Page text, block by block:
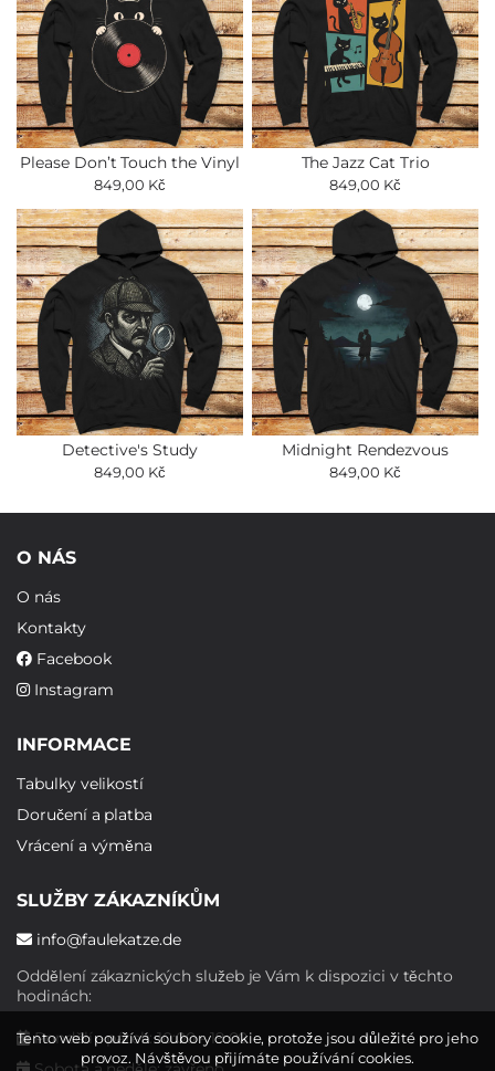
Please Don’t Touch the Vinyl
849,00 Kč
The Jazz Cat Trio
849,00 Kč
Detective's Study
849,00 Kč
Midnight Rendezvous
849,00 Kč
O NÁS
O nás
Kontakty
Facebook
Instagram
INFORMACE
Tabulky velikostí
Doručení a platba
Vrácení a výměna
SLUŽBY ZÁKAZNÍKŮM
info@faulekatze.de
Oddělení zákaznických služeb je Vám k dispozici v těchto
hodinách:
Pondělí - pátek: 10:00 - 19:00
Tento web používá soubory cookie, protože jsou důležité pro jeho
provoz. Návštěvou přijímáte používání cookies.